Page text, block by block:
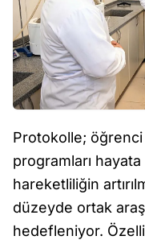
Protokolle;
programları
hareketliliğin
düzeyde ortak
hedefleniyor.